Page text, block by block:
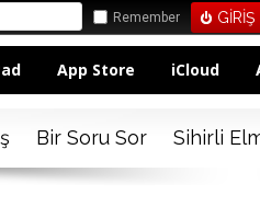
Remember
App Store iCloud
Bir Soru Sor Sihirli